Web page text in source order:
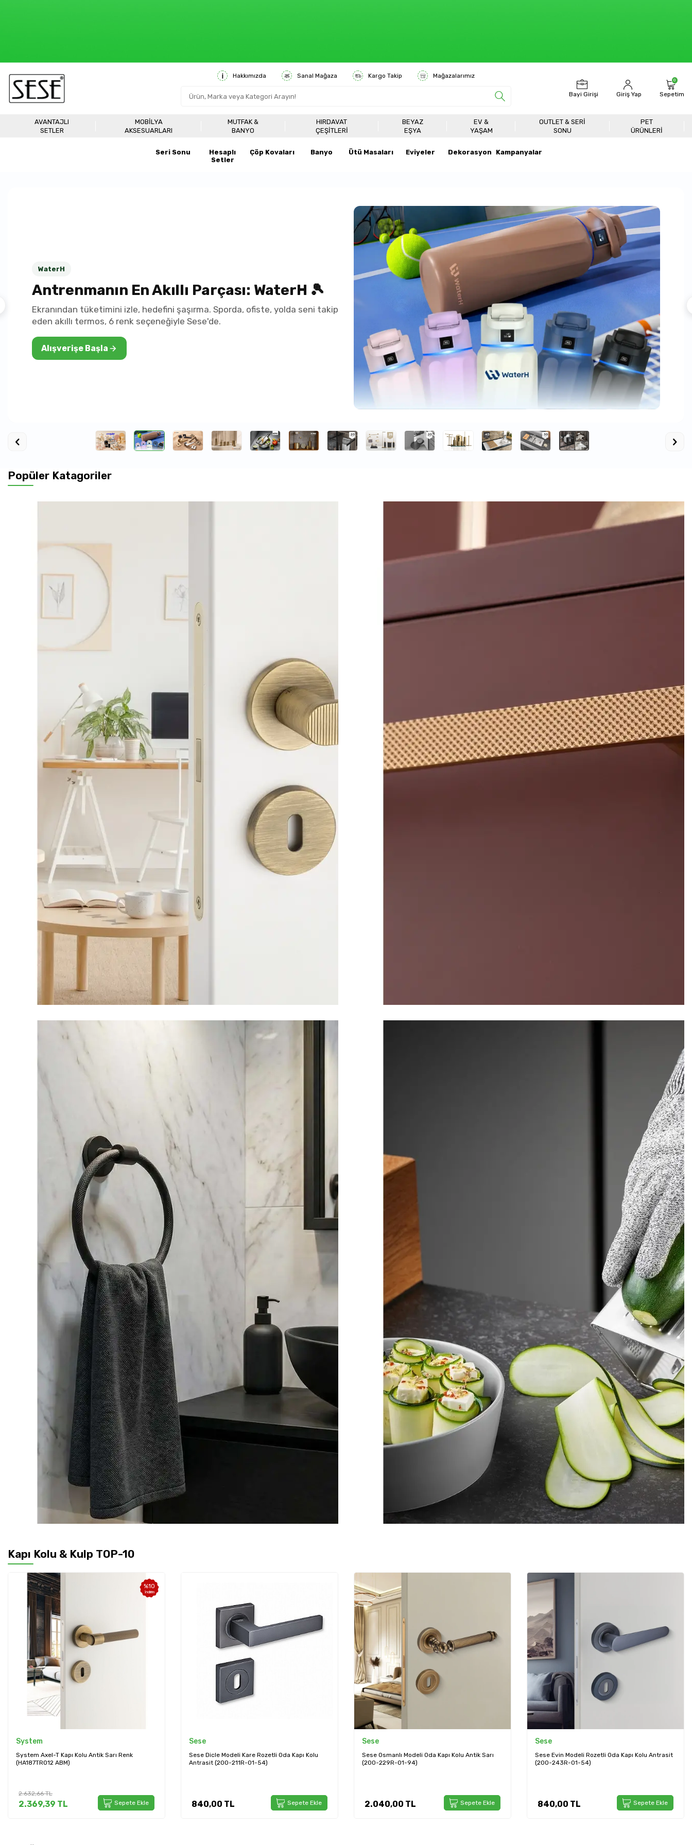
6000 TL ÜZERİ
Hakkımızda Sanal Mağaza Kargo Takip Mağazalarımız
Bayi Girişi Giriş Yap
0
Sepetim
AVANTAJLI
SETLER
MOBILYA
AKSESUARLARI
MUTFAK &
BANYO
HIRDAVAT
ÇEŞITLERI
BEYAZ
EŞYA
EV &
YAŞAM
OUTLET & SERI
SONU
PET
ÜRÜNLERİ
Seri Sonu
Hesaplı
Setler
Çöp Kovaları Banyo Ütü Masaları Eviyeler Dekorasyon Kampanyalar
WaterH
Antrenmanın En Akıllı Parçası: WaterH 🎾
Ekranından tüketimini izle, hedefini şaşırma. Sporda, ofiste, yolda seni takip
eden akıllı termos, 6 renk seçeneğiyle Sese'de.
Alışverişe Başla
Popüler Katagoriler
Kapı Kolu & Kulp TOP-10
Sese
Sese Dicle Modeli Kare Rozetli Oda Kapı Kolu
Antrasit (200-211R-01-54)
840,00TL Sepete Ekle
Sese
Sese Osmanlı Modeli Oda Kapı Kolu Antik Sarı
(200-229R-01-94)
2.040,00TL Sepete Ekle
Sese
Sese Evin Modeli Rozetli Oda Kapı Kolu Antrasit
(200-243R-01-54)
840,00TL Sepete Ekle
Sese
Sese Bade Modeli Yuvarlak Rozetli Wc Kapı Kolu
Siyah (200-209R-02-02)
1.740,00TL Sepete Ekle